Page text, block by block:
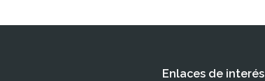
Enlaces de interés